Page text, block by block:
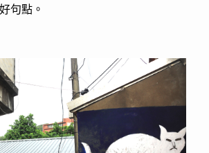
句點。